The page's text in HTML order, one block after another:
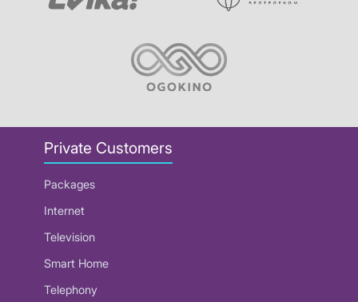
Private Customers
Packages
Internet
Television
Smart Home
Telephony